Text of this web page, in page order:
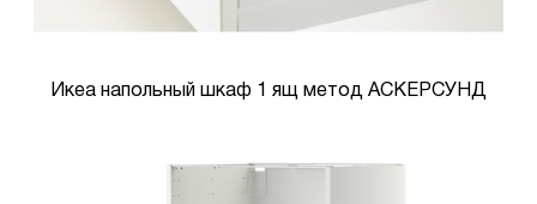
Икеа напольный шкаф 1 ящ метод АСКЕРСУНД